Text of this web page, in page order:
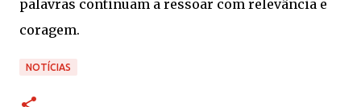
palavras continuam a ressoar com relevância e
coragem.
NOTÍCIAS